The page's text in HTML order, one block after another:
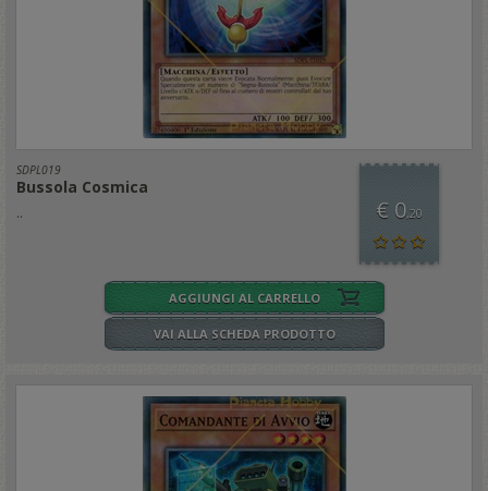
SDPL019
Bussola Cosmica
.. € 0,20
AGGIUNGI AL CARRELLO
VAI ALLA SCHEDA PRODOTTO